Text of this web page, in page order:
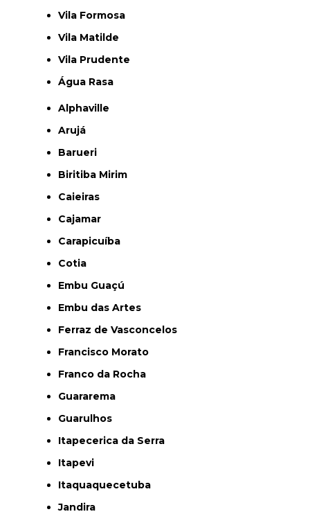
Vila Formosa
Vila Matilde
Vila Prudente
Água Rasa
Alphaville
Arujá
Barueri
Biritiba Mirim
Caieiras
Cajamar
Carapicuíba
Cotia
Embu Guaçú
Embu das Artes
Ferraz de Vasconcelos
Francisco Morato
Franco da Rocha
Guararema
Guarulhos
Itapecerica da Serra
Itapevi
Itaquaquecetuba
Jandira